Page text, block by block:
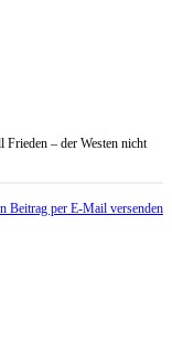
Frieden – der Westen nicht
Beitrag per E-Mail versenden